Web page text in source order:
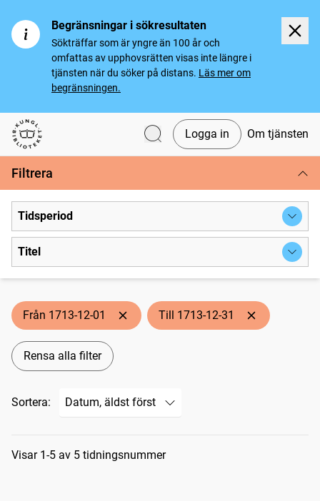
Begränsningar i sökresultaten
Sökträffar som är yngre än 100 år och
omfattas av upphovsrätten visas inte längre i
tjänsten när du söker på distans. Läs mer om
begränsningen.
Svenska tidningar
Logga in Om tjänsten
Filtrera
Tidsperiod
Titel
Från 1713-12-01 Till 1713-12-31
Rensa alla filter
Sortera:
Sökresultat
Visar 1-5 av 5 tidningsnummer